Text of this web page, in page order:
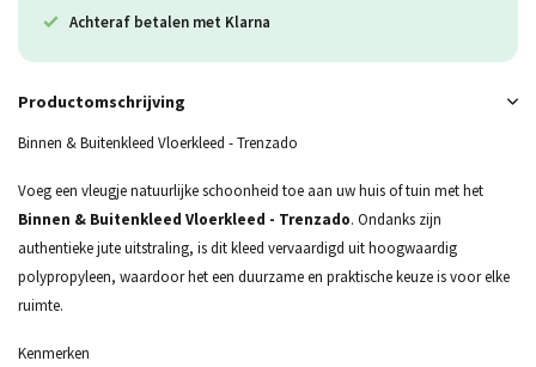
Achteraf betalen met Klarna
Productomschrijving
Binnen & Buitenkleed Vloerkleed - Trenzado
Voeg een vleugje natuurlijke schoonheid toe aan uw huis of tuin met het
Binnen & Buitenkleed Vloerkleed - Trenzado. Ondanks zijn
authentieke jute uitstraling, is dit kleed vervaardigd uit hoogwaardig
polypropyleen, waardoor het een duurzame en praktische keuze is voor elke
ruimte.
Kenmerken